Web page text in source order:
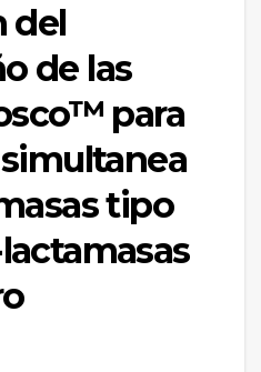
del
de las
para
tipo